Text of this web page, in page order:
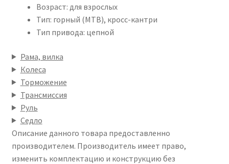
Возраст: для взрослых
Тип: горный (MTB), кросс-кантри
Тип привода: цепной
Рама, вилка
Колеса
Торможение
Трансмиссия
Руль
Седло
Описание данного товара предоставленно
производителем. Производитель имеет право,
изменить комплектацию и конструкцию без